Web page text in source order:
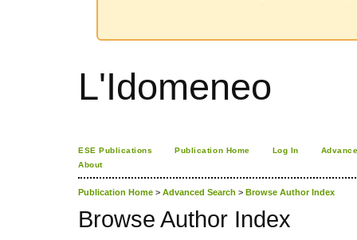
L'Idomeneo
ESE Publications Publication Home Log In
About
Publication Home > Advanced Search > Browse Author Index
Browse Author Index